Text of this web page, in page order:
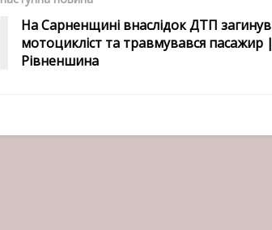
На Сарненщині внаслідок ДТП загинув
мотоцикліст та травмувався пасажир |
Рівненшина